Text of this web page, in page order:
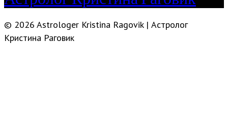
© 2026 Astrologer Kristina Ragovik | Астролог
Кристина Раговик